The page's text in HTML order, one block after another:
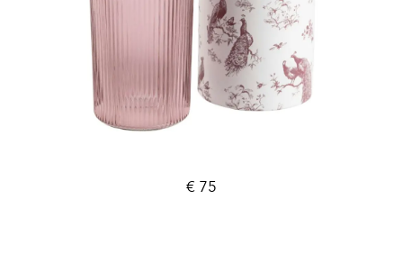
€ 75